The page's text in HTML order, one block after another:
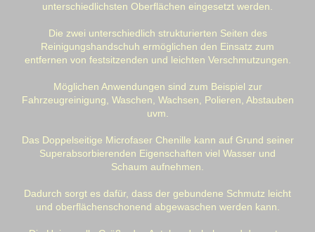
unterschiedlichsten Oberflächen eingesetzt werden.
Die zwei unterschiedlich strukturierten Seiten des
Reinigungshandschuh ermöglichen den Einsatz zum
entfernen von festsitzenden und leichten Verschmutzungen.
Möglichen Anwendungen sind zum Beispiel zur
Fahrzeugreinigung, Waschen, Wachsen, Polieren, Abstauben
uvm.
Das Doppelseitige Microfaser Chenille kann auf Grund seiner
Superabsorbierenden Eigenschaften viel Wasser und
Schaum aufnehmen.
Dadurch sorgt es dafür, dass der gebundene Schmutz leicht
und oberflächenschonend abgewaschen werden kann.